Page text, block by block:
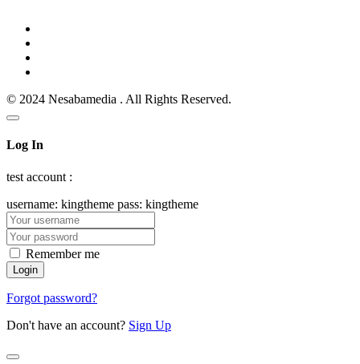
© 2024 Nesabamedia . All Rights Reserved.
Log In
test account :
username: kingtheme pass: kingtheme
Remember me
Forgot password?
Don't have an account? Sign Up